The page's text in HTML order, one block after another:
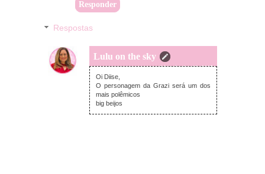
Responder
Respostas
Lulu on the sky
quarta-feira, junho 10, 2015
Oi Diise,
O personagem da Grazi será um dos
mais polêmicos
big beijos